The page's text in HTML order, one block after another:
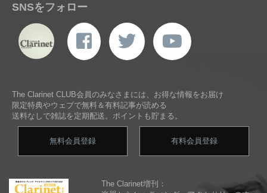
SNSをフォロー
The Clarinet CLUB会員のみなさまには、お得な情報をお届け
限定特典やウェブで無料＆有料記事が読める
送料なしで雑誌を定期配送。ポイントも貯まる。
無料会員登録 有料会員登録
The Clarinet増刊：